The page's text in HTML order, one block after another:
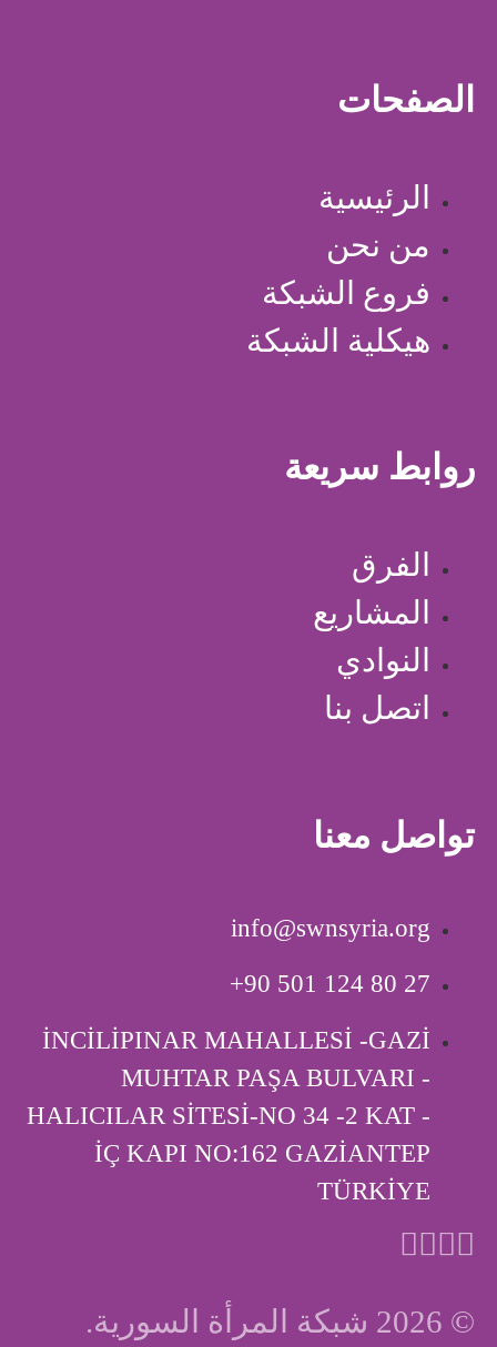
الصفحات
الرئيسية
من نحن
فروع الشبكة
هيكلية الشبكة
روابط سريعة
الفرق
المشاريع
النوادي
اتصل بنا
تواصل معنا
info@swnsyria.org
‎+90 501 124 80 27
İNCİLİPINAR MAHALLESİ -GAZİ
MUHTAR PAŞA BULVARI -
HALICILAR SİTESİ-NO 34 -2 KAT -
İÇ KAPI ‎NO:162 GAZİANTEP
TÜRKİYE
© 2026 شبكة المرأة السورية.